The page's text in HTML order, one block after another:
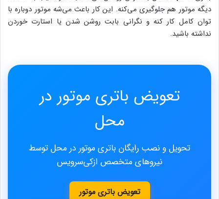
دیگه موتور هم جلوگیری می‌کنه. این کار باعث می‌شه موتور دوباره با
توان کامل کار کنه و نگرانی بابت روشن شدن یا استارت خوردن
نداشته باشید.
تعویض باتری موتور در
محل
تحویل و نصب رایگان باتری موتور در محل توسط
نیروهای متخصص ازکی‌سرویس
تعویض باتری موتور